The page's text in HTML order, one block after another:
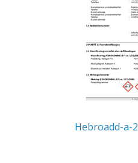
Hebroadd-a-2